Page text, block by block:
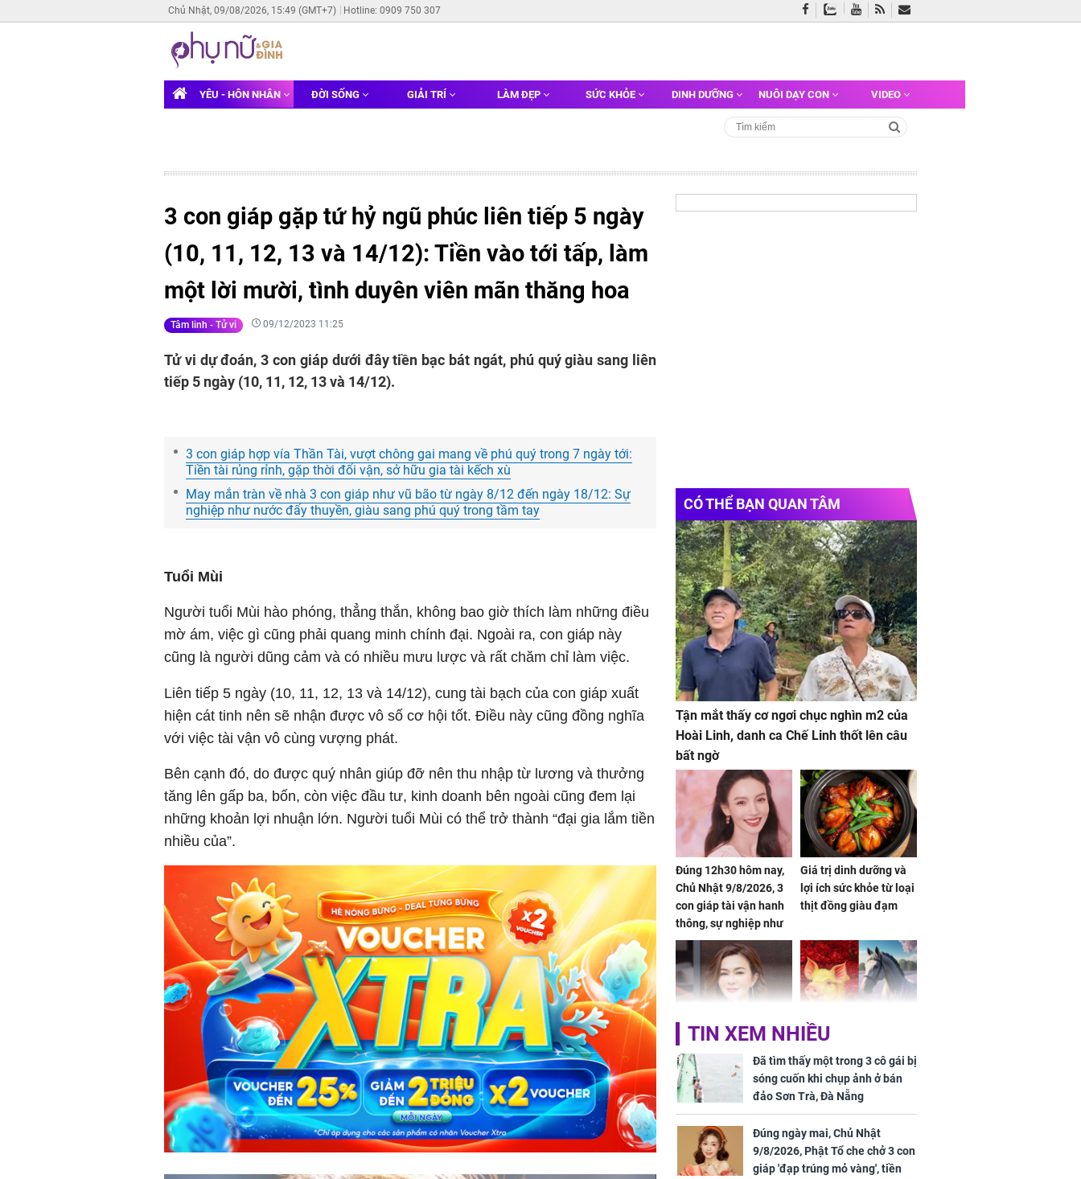
Chủ Nhật, 09/08/2026, 15:49 (GMT+7) Hotline: 0909 750 307
YÊU - HÔN NHÂN ĐỜI SỐNG GIẢI TRÍ LÀM ĐẸP SỨC KHỎE DINH DƯỠNG NUÔI DẠY CON VIDEO
3 con giáp gặp tứ hỷ ngũ phúc liên tiếp 5 ngày
(10, 11, 12, 13 và 14/12): Tiền vào tới tấp, làm
một lời mười, tình duyên viên mãn thăng hoa
Tâm linh - Tử vi 09/12/2023 11:25
Tử vi dự đoán, 3 con giáp dưới đây tiền bạc bát ngát, phú quý giàu sang liên
tiếp 5 ngày (10, 11, 12, 13 và 14/12).
3 con giáp hợp vía Thần Tài, vượt chông gai mang về phú quý trong 7 ngày tới:
Tiền tài rủng rỉnh, gặp thời đổi vận, sở hữu gia tài kếch xù
May mắn tràn về nhà 3 con giáp như vũ bão từ ngày 8/12 đến ngày 18/12: Sự
nghiệp như nước đẩy thuyền, giàu sang phú quý trong tầm tay
Tuổi Mùi
Người tuổi Mùi hào phóng, thẳng thắn, không bao giờ thích làm những điều
mờ ám, việc gì cũng phải quang minh chính đại. Ngoài ra, con giáp này
cũng là người dũng cảm và có nhiều mưu lược và rất chăm chỉ làm việc.
Liên tiếp 5 ngày (10, 11, 12, 13 và 14/12), cung tài bạch của con giáp xuất
hiện cát tinh nên sẽ nhận được vô số cơ hội tốt. Điều này cũng đồng nghĩa
với việc tài vận vô cùng vượng phát.
Bên cạnh đó, do được quý nhân giúp đỡ nên thu nhập từ lương và thưởng
tăng lên gấp ba, bốn, còn việc đầu tư, kinh doanh bên ngoài cũng đem lại
những khoản lợi nhuận lớn. Người tuổi Mùi có thể trở thành “đại gia lắm tiền
nhiều của”.
CÓ THỂ BẠN QUAN TÂM
Tận mắt thấy cơ ngơi chục nghìn m2 của
Hoài Linh, danh ca Chế Linh thốt lên câu
bất ngờ
Đúng 12h30 hôm nay,
Chủ Nhật 9/8/2026, 3
con giáp tài vận hanh
thông, sự nghiệp như
'cá chép hóa Rồng', vét
cạn lộc lá trong thiên
hạ
Giá trị dinh dưỡng và
lợi ích sức khỏe từ loại
thịt đồng giàu đạm
'Đệ nhất mỹ nhân Hồng
Kông' Quan Chi Lâm
phản hồi tin yêu trai
trẻ kém 36 tuổi
Tử vi tuần mới (từ 10
đến 16/8/2026), 3 con
giáp mưa thuận gió
hòa, tiền về như nước,
bạc vàng dư dả, Phú
Quý Vinh Hoa, vận
trình khai sáng
TIN XEM NHIỀU
Đã tìm thấy một trong 3 cô gái bị
sóng cuốn khi chụp ảnh ở bán
đảo Sơn Trà, Đà Nẵng
Đúng ngày mai, Chủ Nhật
9/8/2026, Phật Tổ che chở 3 con
giáp 'đạp trúng mỏ vàng', tiền